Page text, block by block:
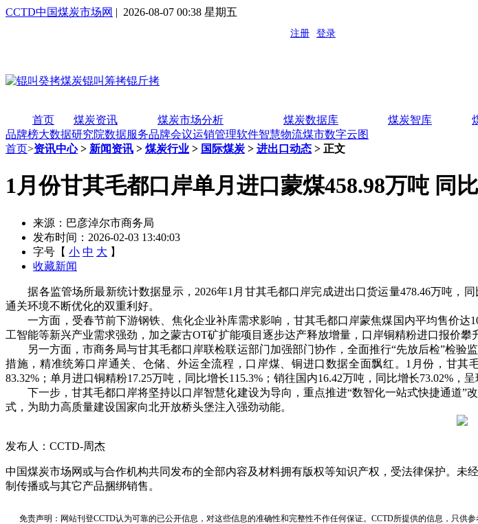
CCTD中国煤炭市场网 | 2026-08-07 00:38 星期五
首页 煤炭资讯 煤炭市场分析 煤炭数据库 煤炭智库
品牌榜大数据研究院数据服务品牌会议运销管理软件智慧物流煤市数字云图
首页>资讯中心> 新闻资讯 > 煤炭行业 > 国际煤炭 > 进出口动态 > 正文
1月份甘其毛都口岸单月进口蒙煤458.98万吨 同
来源：巴彦淖尔市商务局
发布时间：2026-02-03 13:40:03
字号【 小 中 大 】
收藏新闻
据各监管场所最新统计数据显示，2026年1月甘其毛都口岸完成进出口货运量478.46万吨，
通关环境不断优化的双重利好。
一方面，受春节前下游钢铁、焦化企业补库需求影响，甘其毛都口岸蒙焦煤国内平均售价达
工智能等新兴产业需求强劲，加之蒙古OT矿扩能项目逐步达产释放增量，口岸铜精粉进口报价攀
另一方面，市商务局与甘其毛都口岸联检联运部门加强部门协作，全面推行“先放后检”检验
措施，精准统筹口岸通关、仓储、外运全流程，口岸煤、铜进口数据全面飘红。1月份，甘其
83.32%；单月进口铜精粉17.25万吨，同比增长115.3%；销往国内16.42万吨，同比增长73.02%，呈
下一步，甘其毛都口岸将坚持以口岸智慧化建设为导向，重点推进“数智化一站式快捷通道”
式，为助力高质量建设国家向北开放桥头堡注入强劲动能。
发布人：CCTD-周杰
中国煤炭市场网或与合作机构共同发布的全部内容及材料拥有版权等知识产权，受法律保护。
制传播或与其它产品捆绑销售。
免责声明：网站刊登CCTD认为可靠的已公开信息，对这些信息的准确性和完整性不作任何保证。CCTD所提供的信息，只